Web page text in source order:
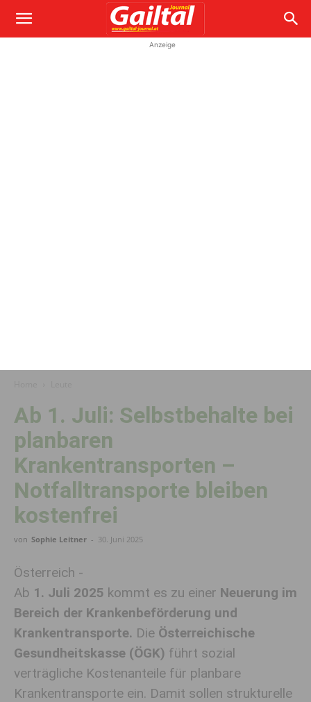
Anzeige
Ab 1. Juli: Selbstbehalte bei
planbaren
Krankentransporten –
Notfalltransporte bleiben
kostenfrei
von Sophie Leitner - 30. Juni 2025
Österreich -
Ab 1. Juli 2025 kommt es zu einer Neuerung im
Bereich der Krankenbeförderung und
Krankentransporte. Die Österreichische
Gesundheitskasse (ÖGK) führt sozial
verträgliche Kostenanteile für planbare
Krankentransporte ein. Damit sollen strukturelle